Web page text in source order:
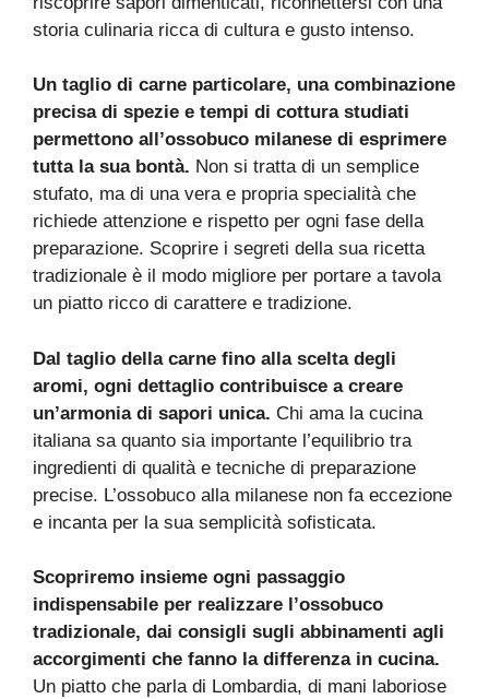
storia culinaria ricca di cultura e gusto intenso.
Un taglio di carne particolare, una combinazione
precisa di spezie e tempi di cottura studiati
permettono all’ossobuco milanese di esprimere
tutta la sua bontà. Non si tratta di un semplice
stufato, ma di una vera e propria specialità che
richiede attenzione e rispetto per ogni fase della
preparazione. Scoprire i segreti della sua ricetta
tradizionale è il modo migliore per portare a tavola
un piatto ricco di carattere e tradizione.
Dal taglio della carne fino alla scelta degli
aromi, ogni dettaglio contribuisce a creare
un’armonia di sapori unica. Chi ama la cucina
italiana sa quanto sia importante l’equilibrio tra
ingredienti di qualità e tecniche di preparazione
precise. L’ossobuco alla milanese non fa eccezione
e incanta per la sua semplicità sofisticata.
Scopriremo insieme ogni passaggio
indispensabile per realizzare l’ossobuco
tradizionale, dai consigli sugli abbinamenti agli
accorgimenti che fanno la differenza in cucina.
Un piatto che parla di Lombardia, di mani laboriose